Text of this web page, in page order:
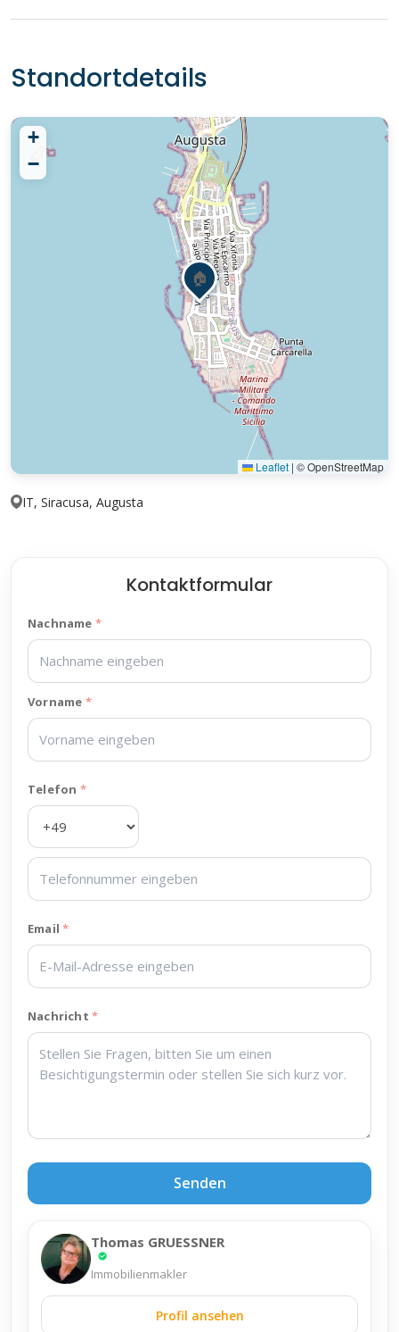
Standortdetails
🏠
+
−
Leaflet | © OpenStreetMap
IT, Siracusa, Augusta
Kontaktformular
Nachname
Vorname
Telefon
Email
Nachricht
Senden
Thomas GRUESSNER
Immobilienmakler
Profil ansehen